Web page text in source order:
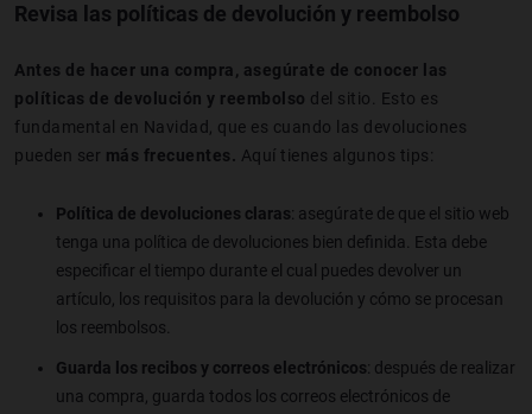
Revisa las políticas de devolución y reembolso
Antes de hacer una compra, asegúrate de conocer las
políticas de devolución y reembolso del sitio. Esto es
fundamental en Navidad, que es cuando las devoluciones
pueden ser más frecuentes. Aquí tienes algunos tips:
Política de devoluciones claras: asegúrate de que el sitio web
tenga una política de devoluciones bien definida. Esta debe
especificar el tiempo durante el cual puedes devolver un
artículo, los requisitos para la devolución y cómo se procesan
los reembolsos.
Guarda los recibos y correos electrónicos: después de realizar
una compra, guarda todos los correos electrónicos de